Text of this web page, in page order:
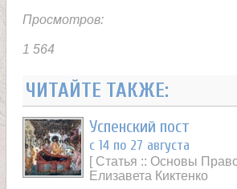
Просмотров:
1 564
ЧИТАЙТЕ ТАКЖЕ:
Успенский пост
с 14 по 27 августа
[ Статья :: Основы
Елизавета Киктенко